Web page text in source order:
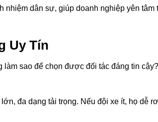
dân sự, giúp doanh nghiệp yên tâm
Uy Tín
sao để chọn được đối tác đáng tin cậy?
đa dạng tải trọng. Nếu đội xe ít, họ dễ